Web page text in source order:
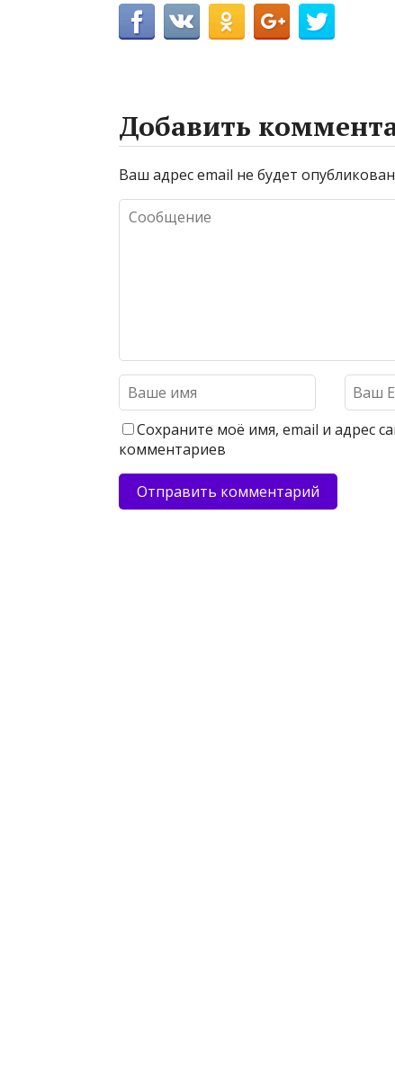
Добавить
Ваш адрес email не будет
Сохраните моё имя, email и адрес
комментариев